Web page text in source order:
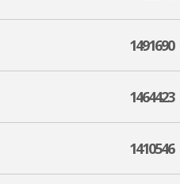
1491690
1464423
1410546